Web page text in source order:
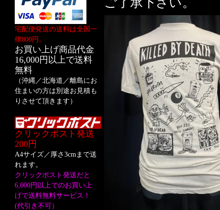
宅配便発送の送料は全国一
律800円。
お買い上げ商品代金
16,000円以上で送料
無料
（沖縄／北海道／離島にお
住まいの方は別途お見積も
りさせて頂きます）
クリックポスト発送
200円
A4サイズ／厚さ3cmまで送
れます。
クリックポスト発送だと
6,000円以上でのお買い上
げで送料無料サービス！
(代引き不可）